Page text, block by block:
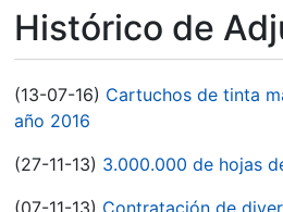
Histórico de
(13-07-16) Cartuchos de tinta
año 2016
(27-11-13) 3.000.000 de hojas
(07-11-13) Contratación de